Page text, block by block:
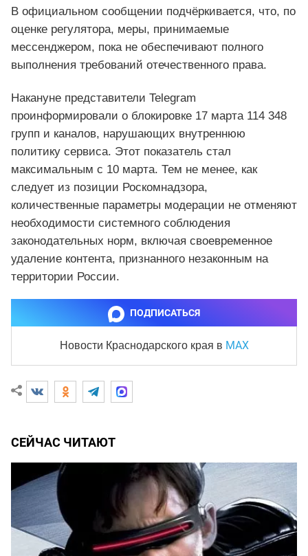
В официальном сообщении подчёркивается, что, по
оценке регулятора, меры, принимаемые
мессенджером, пока не обеспечивают полного
выполнения требований отечественного права.
Накануне представители Telegram
проинформировали о блокировке 17 марта 114 348
групп и каналов, нарушающих внутреннюю
политику сервиса. Этот показатель стал
максимальным с 10 марта. Тем не менее, как
следует из позиции Роскомнадзора,
количественные параметры модерации не отменяют
необходимости системного соблюдения
законодательных норм, включая своевременное
удаление контента, признанного незаконным на
территории России.
ПОДПИСАТЬСЯ
Новости Краснодарского края в MAX
СЕЙЧАС ЧИТАЮТ